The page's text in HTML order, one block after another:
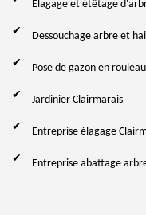
Elagage et étêtage
Dessouchage arbre et
Pose de gazon en
Jardinier Clairmarais
Entreprise élagage
Entreprise abattage